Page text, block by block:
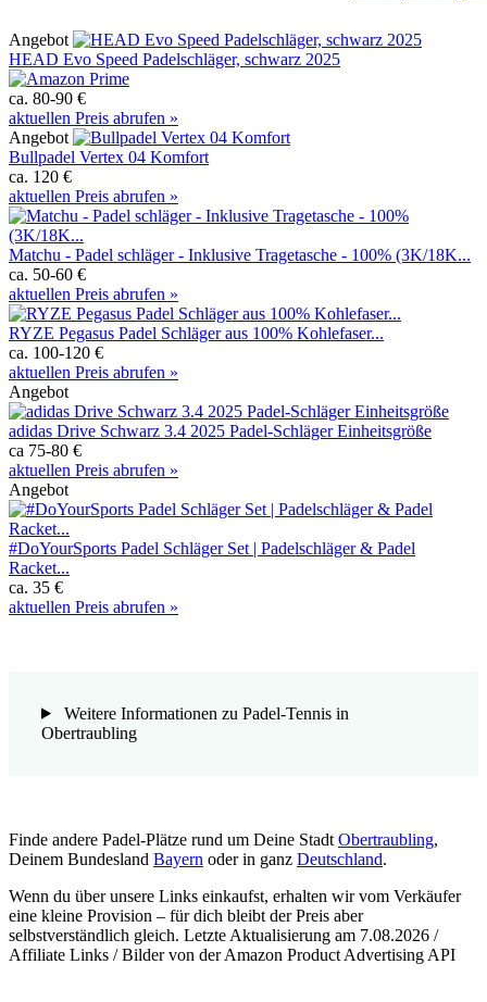
Angebot
HEAD Evo Speed Padelschläger, schwarz 2025
ca. 80-90 €
aktuellen Preis abrufen »
Angebot
Bullpadel Vertex 04 Komfort
ca. 120 €
aktuellen Preis abrufen »
Matchu - Padel schläger - Inklusive Tragetasche - 100% (3K/18K...
ca. 50-60 €
aktuellen Preis abrufen »
RYZE Pegasus Padel Schläger aus 100% Kohlefaser...
ca. 100-120 €
aktuellen Preis abrufen »
Angebot
adidas Drive Schwarz 3.4 2025 Padel-Schläger Einheitsgröße
ca 75-80 €
aktuellen Preis abrufen »
Angebot
#DoYourSports Padel Schläger Set | Padelschläger & Padel
Racket...
ca. 35 €
aktuellen Preis abrufen »
Weitere Informationen zu Padel-Tennis in
Obertraubling
Finde andere Padel-Plätze rund um Deine Stadt Obertraubling,
Deinem Bundesland Bayern oder in ganz Deutschland.
Wenn du über unsere Links einkaufst, erhalten wir vom Verkäufer
eine kleine Provision – für dich bleibt der Preis aber
selbstverständlich gleich. Letzte Aktualisierung am 7.08.2026 /
Affiliate Links / Bilder von der Amazon Product Advertising API